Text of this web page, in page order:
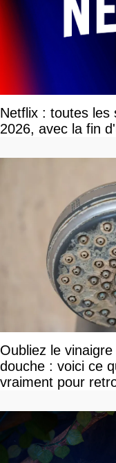
Netflix : toutes les
2026, avec la fin
Oubliez le
douche : voici ce
vraiment pour